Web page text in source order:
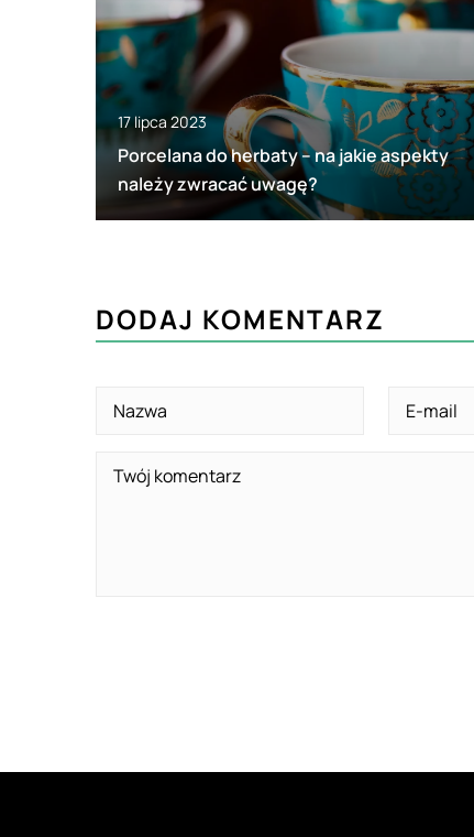
17 lipca 2023
Porcelana do herbaty – na jakie aspekty
należy zwracać uwagę?
DODAJ KOMENTARZ